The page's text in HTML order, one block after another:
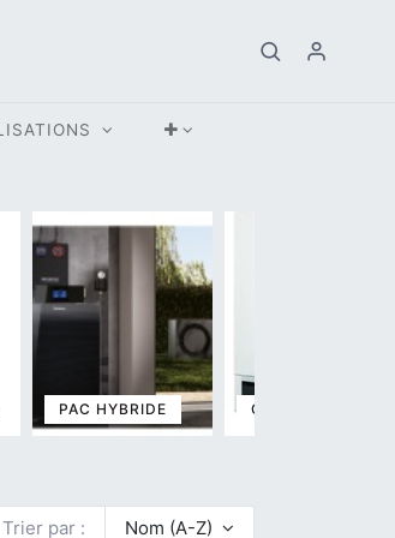
Trier par : Nom (A-Z)
PAC HYBRIDE CHAUDIÈRE GAZ